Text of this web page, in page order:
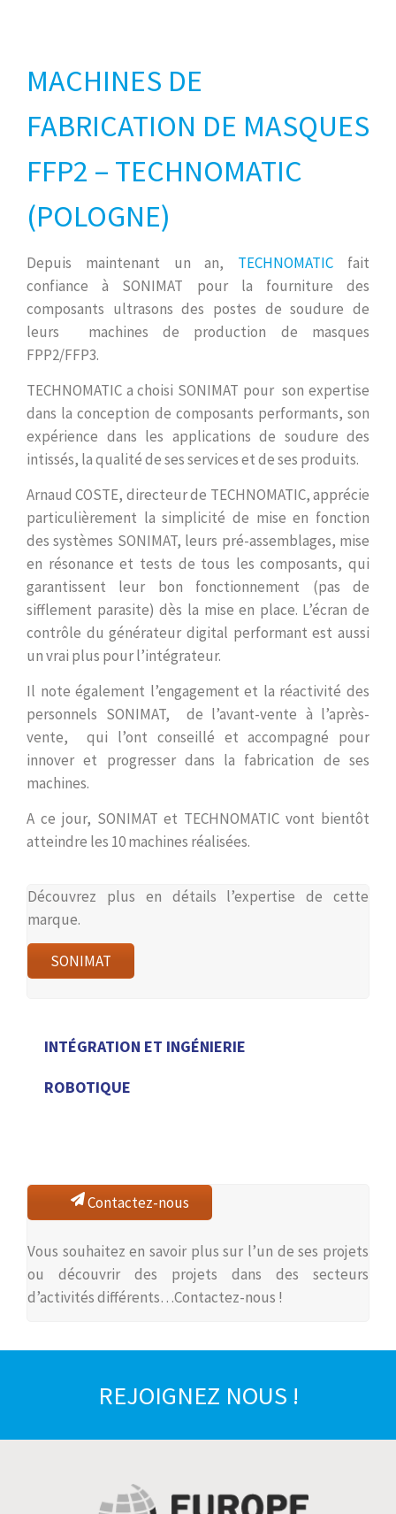
MACHINES DE
FABRICATION DE MASQUES
FFP2 – TECHNOMATIC
(POLOGNE)
Depuis maintenant un an, TECHNOMATIC fait
confiance à SONIMAT pour la fourniture des
composants ultrasons des postes de soudure de
leurs machines de production de masques
FPP2/FFP3.
TECHNOMATIC a choisi SONIMAT pour son expertise
dans la conception de composants performants, son
expérience dans les applications de soudure des
intissés, la qualité de ses services et de ses produits.
Arnaud COSTE, directeur de TECHNOMATIC, apprécie
particulièrement la simplicité de mise en fonction
des systèmes SONIMAT, leurs pré-assemblages, mise
en résonance et tests de tous les composants, qui
garantissent leur bon fonctionnement (pas de
sifflement parasite) dès la mise en place. L’écran de
contrôle du générateur digital performant est aussi
un vrai plus pour l’intégrateur.
Il note également l’engagement et la réactivité des
personnels SONIMAT, de l’avant-vente à l’après-
vente, qui l’ont conseillé et accompagné pour
innover et progresser dans la fabrication de ses
machines.
A ce jour, SONIMAT et TECHNOMATIC vont bientôt
atteindre les 10 machines réalisées.
Découvrez plus en détails l’expertise de cette
marque.
SONIMAT
INTÉGRATION ET INGÉNIERIE
ROBOTIQUE
Contactez-nous
Vous souhaitez en savoir plus sur l’un de ses projets
ou découvrir des projets dans des secteurs
d’activités différents…Contactez-nous !
REJOIGNEZ NOUS !